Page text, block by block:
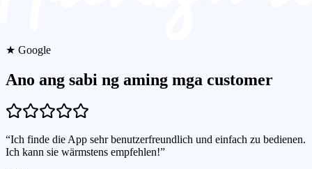
★ Google
Ano ang sabi ng aming mga customer
“Ich finde die App sehr benutzerfreundlich und einfach zu bedienen.
Ich kann sie wärmstens empfehlen!”